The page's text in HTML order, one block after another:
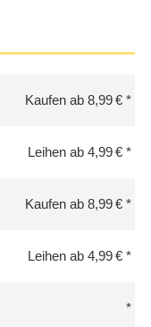
Kaufen ab 8,99 €
Leihen ab 4,99 €
Kaufen ab 8,99 €
Leihen ab 4,99 €